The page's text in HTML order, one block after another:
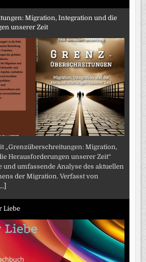
Migration, Integration und die
unserer Zeit
„Grenzüberschreitungen: Migration,
Herausforderungen unserer Zeit“
und umfassende Analyse des aktuellen
der Migration. Verfasst von
Liebe